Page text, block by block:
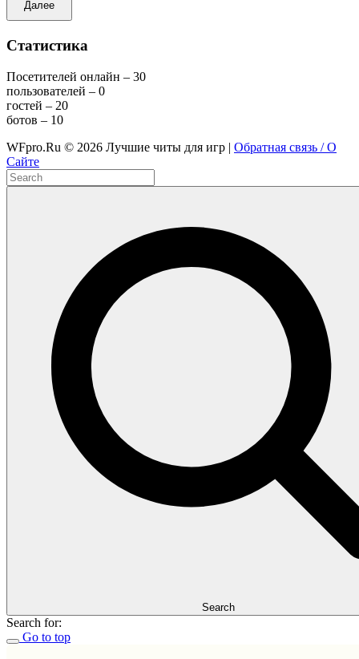
Далее
Статистика
Посетителей онлайн – 30
пользователей – 0
гостей – 20
ботов – 10
WFpro.Ru © 2026 Лучшие читы для игр | Обратная связь / О
Сайте
Search
Search for:
Go to top